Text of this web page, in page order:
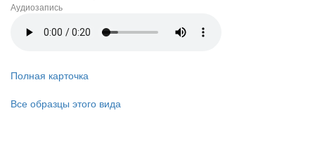
Аудиозапись
Полная карточка
Все образцы этого вида